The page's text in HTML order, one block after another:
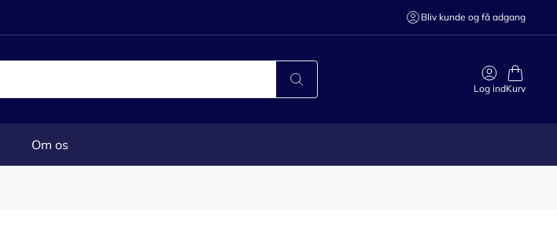
Bliv kunde og få adgang
Log indKurv
Om os